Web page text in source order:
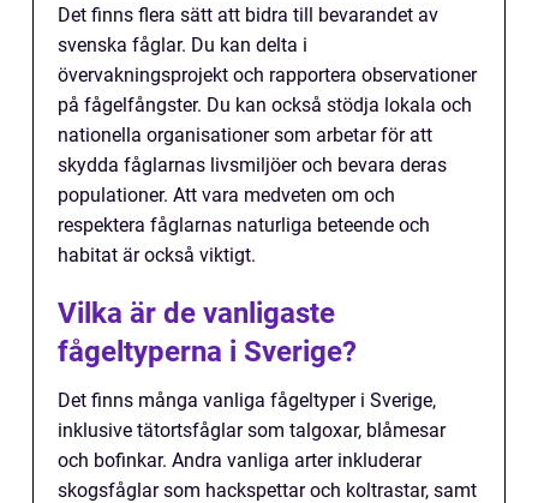
Det finns flera sätt att bidra till bevarandet av
svenska fåglar. Du kan delta i
övervakningsprojekt och rapportera observationer
på fågelfångster. Du kan också stödja lokala och
nationella organisationer som arbetar för att
skydda fåglarnas livsmiljöer och bevara deras
populationer. Att vara medveten om och
respektera fåglarnas naturliga beteende och
habitat är också viktigt.
Vilka är de vanligaste
fågeltyperna i Sverige?
Det finns många vanliga fågeltyper i Sverige,
inklusive tätortsfåglar som talgoxar, blåmesar
och bofinkar. Andra vanliga arter inkluderar
skogsfåglar som hackspettar och koltrastar, samt